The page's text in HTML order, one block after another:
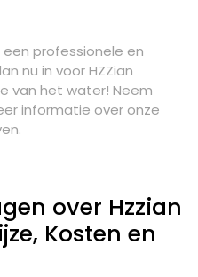
professionele en
nu in voor HZZian
van het water! Neem
informatie over onze
over Hzzian
Kosten en